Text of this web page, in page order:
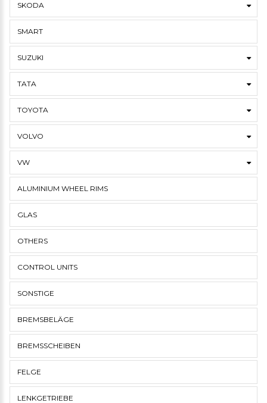
SKODA
SMART
SUZUKI
TATA
TOYOTA
VOLVO
VW
ALUMINIUM WHEEL RIMS
GLAS
OTHERS
CONTROL UNITS
SONSTIGE
BREMSBELÄGE
BREMSSCHEIBEN
FELGE
LENKGETRIEBE